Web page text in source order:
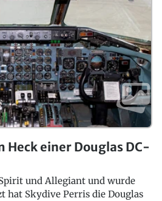
Heck einer Douglas DC-
und Allegiant und wurde
hat Skydive Perris die Douglas